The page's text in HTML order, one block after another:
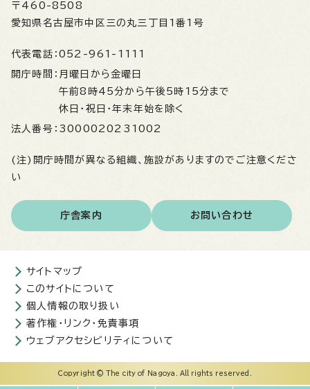
〒460-8508
愛知県名古屋市中区三の丸三丁目1番1号
代表電話： 052-961-1111
開庁時間： 月曜日から金曜日
午前8時45分から午後5時15分まで
休日・祝日・年末年始を除く
法人番号： 3000020231002
(注)開庁時間が異なる組織、施設がありますのでご注意くださ
い
庁舎案内 お問い合わせ
サイトマップ
このサイトについて
個人情報の取り扱い
著作権・リンク・免責事項
ウェブアクセシビリティについて
Copyright © The city of Nagoya. All rights reserved.